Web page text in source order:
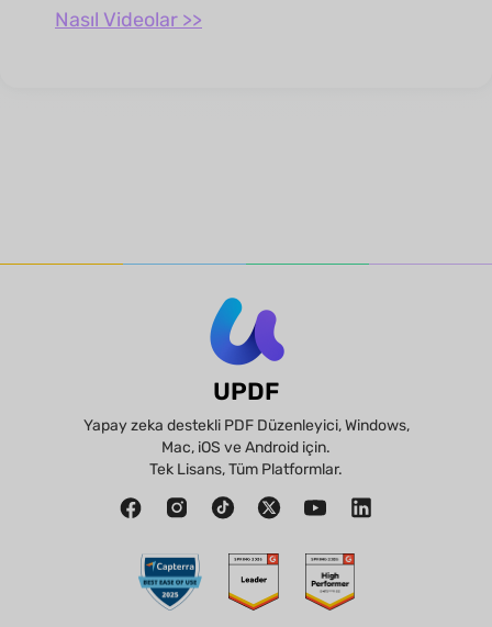
Nasıl Videolar >>
UPDF
Yapay zeka destekli PDF Düzenleyici, Windows,
Mac, iOS ve Android için.
Tek Lisans, Tüm Platformlar.